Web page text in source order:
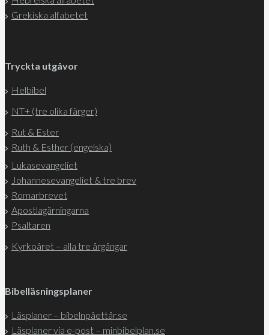
Grekiska alfabetet
Tryckta utgåvor
Helbibel
NT+ (tre olika färger)
Rut & Ester
Ruth & Esther (engelska)
Lukasevangeliet
Johannesevangeliet & tre brev
Romarbrevet
Apostlagärningarna
Psaltaren
Kyrkoåret – alla tre årgångar
Bibelläsningsplaner
Läsplaner – bibelnpåettår.se
Läsplaner via e-post – minbibelplan.se